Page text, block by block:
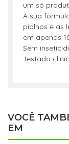
um só
A sua
piolhos e as
em apenas
Sem
Testado
VOCÊ
EM